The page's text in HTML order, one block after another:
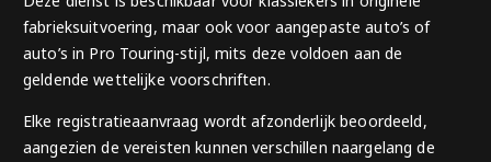
fabrieksuitvoering, maar ook voor aangepaste auto’s of
auto’s in Pro Touring-stijl, mits deze voldoen aan de
geldende wettelijke voorschriften.
Elke registratieaanvraag wordt afzonderlijk beoordeeld,
aangezien de vereisten kunnen verschillen naargelang de